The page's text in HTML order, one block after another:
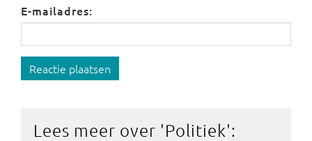
E-mailadres:
Reactie plaatsen
Lees meer over 'Politiek':